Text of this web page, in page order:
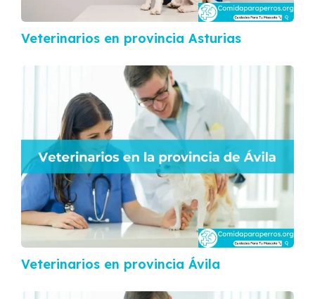
Veterinarios en provincia Asturias
Veterinarios en provincia Ávila